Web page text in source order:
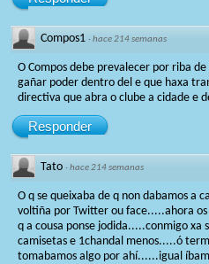
Compos1 ·hace 214 semanas
O Compos debe prevalecer por riba
gañar poder dentro del e que haxa
directiva que abra o clube a cidade e
Responder
Tato ·hace 214 semanas
O q se queixaba de q non dabamos a
voltiña por Twitter ou face.....ahora os
q a cousa ponse jodida.....conmigo xa
camisetas e 1chandal menos.....ó
tomabamos algo por ahí......igual